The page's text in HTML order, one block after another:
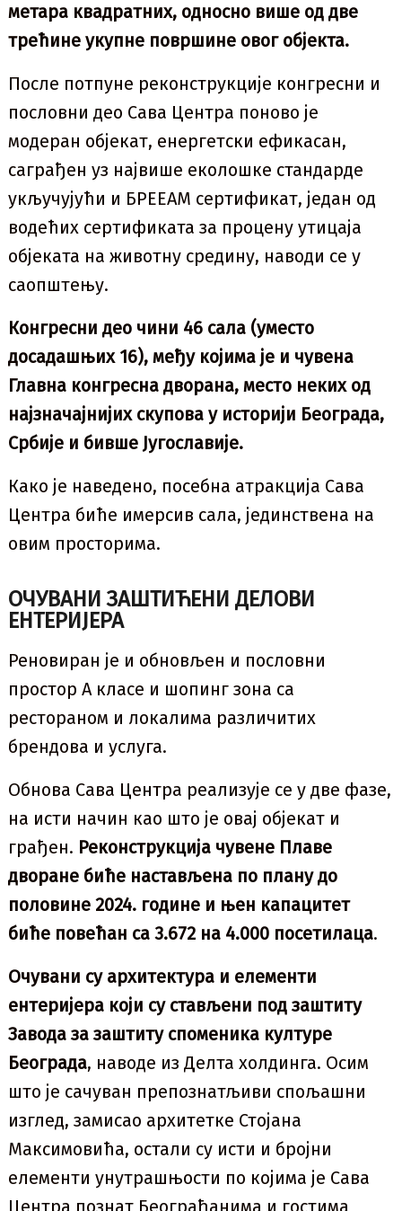
метара квадратних, односно више од две
трећине укупне површине овог објекта.
После потпуне реконструкције конгресни и
пословни део Сава Центра поново је
модеран објекат, енергетски ефикасан,
саграђен уз највише еколошке стандарде
укључујући и БРЕЕАМ сертификат, један од
водећих сертификата за процену утицаја
објеката на животну средину, наводи се у
саопштењу.
Конгресни део чини 46 сала (уместо
досадашњих 16), међу којима је и чувена
Главна конгресна дворана, место неких од
најзначајнијих скупова у историји Београда,
Србије и бивше Југославије.
Како је наведено, посебна атракција Сава
Центра биће имерсив сала, јединствена на
овим просторима.
ОЧУВАНИ ЗАШТИЋЕНИ ДЕЛОВИ
ЕНТЕРИЈЕРА
Реновиран је и обновљен и пословни
простор А класе и шопинг зона са
рестораном и локалима различитих
брендова и услуга.
Обнова Сава Центра реализује се у две фазе,
на исти начин као што је овај објекат и
грађен. Реконструкција чувене Плаве
дворане биће настављена по плану до
половине 2024. године и њен капацитет
биће повећан са 3.672 на 4.000 посетилаца.
Очувани су архитектура и елементи
ентеријера који су стављени под заштиту
Завода за заштиту споменика културе
Београда, наводе из Делта холдинга. Осим
што је сачуван препознатљиви спољашни
изглед, замисао архитетке Стојана
Максимовића, остали су исти и бројни
елементи унутрашњости по којима је Сава